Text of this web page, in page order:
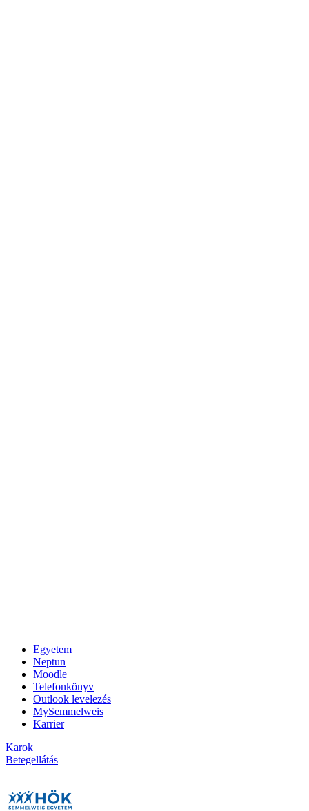
Egyetem
Neptun
Moodle
Telefonkönyv
Outlook levelezés
MySemmelweis
Karrier
Karok
Betegellátás